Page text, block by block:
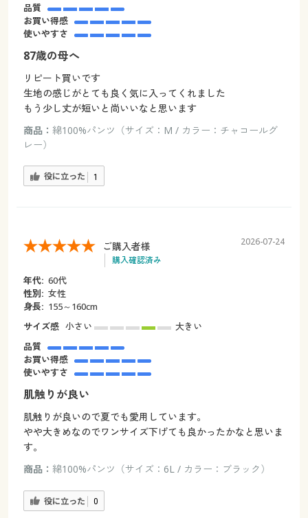
品質
お買い得感
使いやすさ
87歳の母へ
リピート買いです
生地の感じがとても良く気に入ってくれました
もう少し丈が短いと尚いいなと思います
商品： 綿100%パンツ（サイズ：M / カラー：チャコールグ
レー）
役に立った 1
ご購入者様
購入確認済み
2026-07-24
年代: 60代
性別: 女性
身長: 155～160cm
サイズ感 小さい
大きい
品質
お買い得感
使いやすさ
肌触りが良い
肌触りが良いので夏でも愛用しています。
やや大きめなのでワンサイズ下げても良かったかなと思いま
す。
商品： 綿100%パンツ（サイズ：6L / カラー：ブラック）
役に立った 0